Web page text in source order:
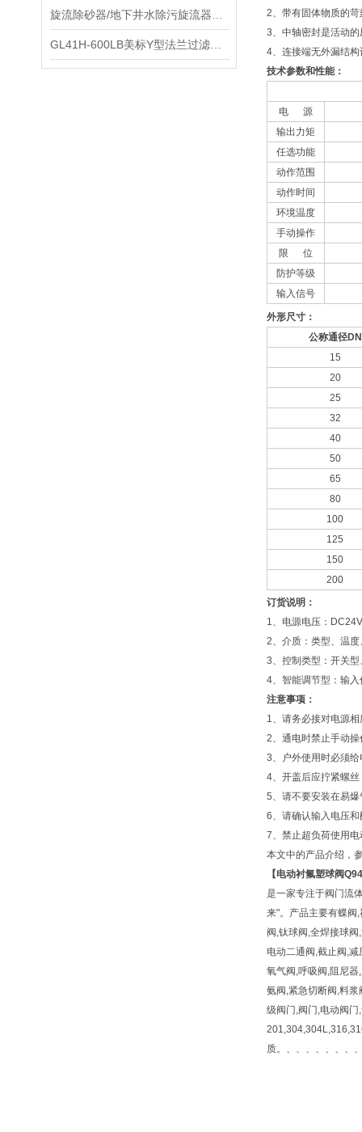
2、带有固体物质的
3、中轴密封是活动
4、连接端无外漏结构
技术参数和性能：
电 源
输出力矩
任选功能
动作范围
动作时间
环境温度
手动操作
限 位
防护等级
输入信号
外形尺寸：
公称通径DN
15
20
25
32
40
50
65
80
100
125
150
200
订货说明：
1、电源电压：
2、介质：类型、温度
3、控制类型：开关
4、智能调节型：输
注意事项：
1、请务必接对电源
2、通电时禁止手动操
3、户外使用时必须
4、开盖后应拧紧螺
5、请不要安装在易
6、请确认输入电压
7、禁止超负荷使用
本文中的产品介绍，
【电动衬氟塑球阀
是一家专注于阀门流
来"。产品主要有蝶阀
阀,钛球阀,全焊接球
电动二通阀,截止阀,
氧气阀,呼吸阀,阻尼
氨阀,紧急切断阀,料
级阀门,阀门,电动阀
质。、、、、、、、